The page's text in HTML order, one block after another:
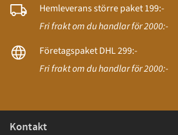
Hemleverans större paket 199:-
Fri frakt om du handlar för 2000:-
Företagspaket DHL 299:-
Fri frakt om du handlar för 2000:-
Kontakt